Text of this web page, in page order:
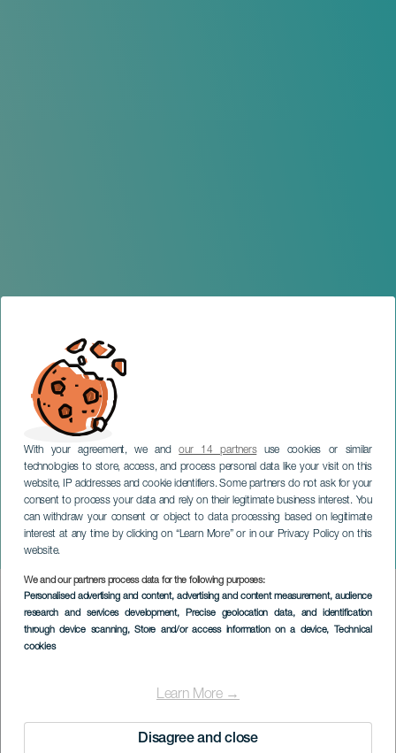
With your agreement, we andour 14 partnersuse cookies or similar
technologies to store, access, and process personal data like your visit on this
website, IP addresses and cookie identifiers. Some partners do not ask for your
consent to process your data and rely on their legitimate business interest. You
can withdraw your consent or object to data processing based on legitimate
interest at any time by clicking on “Learn More” or in our Privacy Policy on this
website.
We and our partners process data for the following purposes:
Personalised advertising and content, advertising and content measurement, audience
research and services development, Precise geolocation data, and identification
through device scanning, Store and/or access information on a device, Technical
cookies
Learn More →
Disagree and close
Monica Salmaso och
Guinga i konsert
GRAN CANARIA
Imagen
Listado